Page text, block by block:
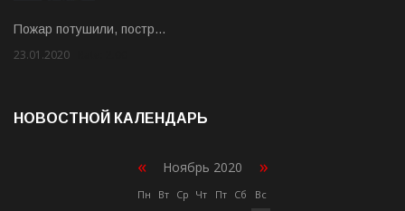
Пожар потушили, постр…
23.01.2020
НОВОСТНОЙ КАЛЕНДАРЬ
« Ноябрь 2020 »
Пн Вт Ср Чт Пт Сб Вс